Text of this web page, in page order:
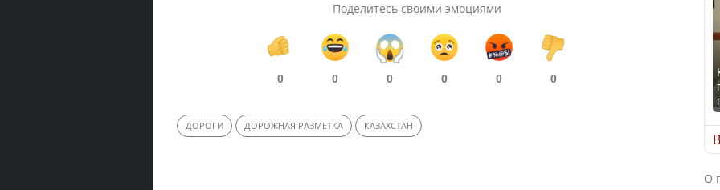
Поделитесь своими эмоциями
0 0 0 0 0 0
ДОРОГИ ДОРОЖНАЯ РАЗМЕТКА КАЗАХСТАН
О